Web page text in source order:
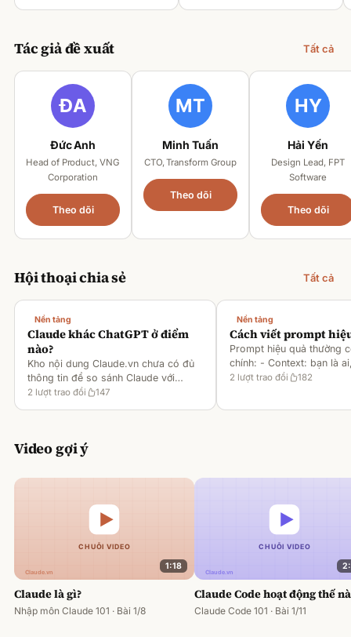
Tác giả đề xuất Tất cả
Đức Anh
Head of Product, VNG
Corporation
Theo dõi
Minh Tuấn
CTO, Transform Group
Theo dõi
Hải Yến
Design Lead, FPT
Software
Theo dõi
Hội thoại chia sẻ Tất cả
Nền tảng
Claude khác ChatGPT ở điểm
nào?
Kho nội dung Claude.vn chưa có đủ
thông tin để so sánh Claude với
ChatGPT. Hiện chỉ có tài liệu về
2 lượt trao đổi 147
Nền tảng
Cách viết prompt
Prompt hiệu quả thường
chính: - Context: bạn là
gì [1][2][6] - Task: muốn
2 lượt trao đổi 182
Video gợi ý
1:18
Claude là gì?
Nhập môn Claude 101 · Bài 1/8
Claude Code hoạt động thế
Claude Code 101 · Bài 1/11